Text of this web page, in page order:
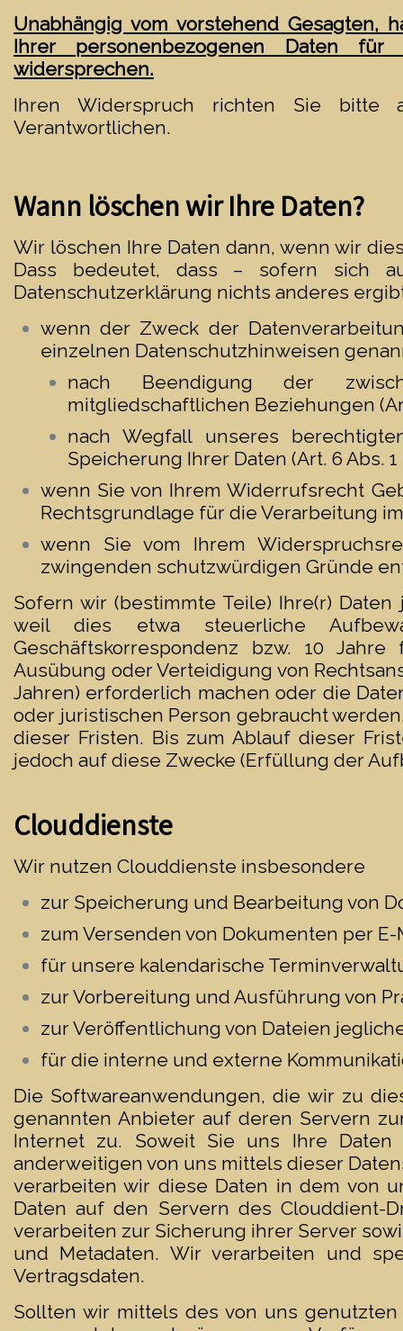
Unabhängig vom vorstehend Gesagten,
Ihrer personenbezogenen Daten
widersprechen.
Ihren Widerspruch richten Sie bitte
Verantwortlichen.
Wann löschen wir Ihre Daten?
Wir löschen Ihre Daten dann, wenn wir
Dass bedeutet, dass – sofern sich
Datenschutzerklärung nichts anderes
wenn der Zweck der
einzelnen Datenschutzhinweisen
nach Beendigung der
mitgliedschaftlichen Beziehungen
nach Wegfall unseres
Speicherung Ihrer Daten (Art. 6 Abs. 1
wenn Sie von Ihrem Widerrufsrecht
Rechtsgrundlage für die Verarbeitung
wenn Sie vom Ihrem
zwingenden schutzwürdigen Gründe
Sofern wir (bestimmte Teile) Ihre(r)
weil dies etwa steuerliche
Geschäftskorrespondenz bzw. 10
Ausübung oder Verteidigung von
Jahren) erforderlich machen oder die
oder juristischen Person gebraucht
dieser Fristen. Bis zum Ablauf dieser
jedoch auf diese Zwecke (Erfüllung der
Clouddienste
Wir nutzen Clouddienste insbesondere
zur Speicherung und Bearbeitung von
zum Versenden von Dokumenten per
für unsere kalendarische
zur Vorbereitung und Ausführung von
zur Veröffentlichung von Dateien
für die interne und externe
Die Softwareanwendungen, die wir zu
genannten Anbieter auf deren Servern
Internet zu. Soweit Sie uns Ihre
anderweitigen von uns mittels dieser
verarbeiten wir diese Daten in dem von
Daten auf den Servern des Clouddient-
verarbeiten zur Sicherung ihrer Server
und Metadaten. Wir verarbeiten und
Vertragsdaten.
Sollten wir mittels des von uns